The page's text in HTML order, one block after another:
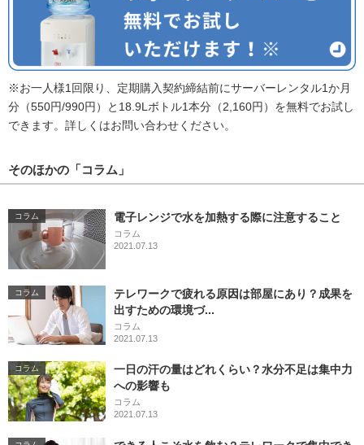
※お一人様1回限り、定期購入契約締結前にサーバーレンタル1か月
分（550円/990円）と18.9Lボトル1本分（2,160円）を無料でお試し
できます。詳しくはお問い合わせください。
そのほかの「コラム」
コラム 電子レンジで水を加熱する際に注意すること
コラム
2021.07.13
コラム
テレワークで疲れる原因は部屋にあり？成果を
出すための環境づ...
コラム
2021.07.13
コラム
一日の汗の量はどれくらい？水分不足は集中力
への影響も
コラム
2021.07.13